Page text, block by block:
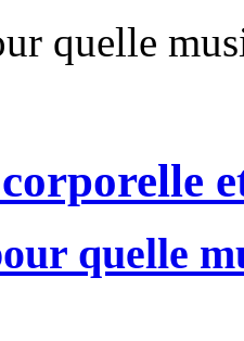
quelle
quelle